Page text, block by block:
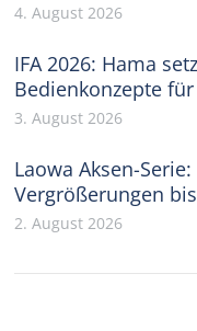
4. August 2026
IFA 2026: Hama
Bedienkonzepte
3. August 2026
Laowa Aksen-
Vergrößerungen
2. August 2026